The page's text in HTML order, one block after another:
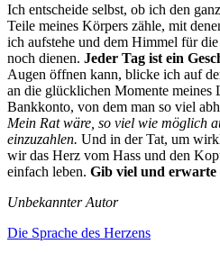
Ich entscheide selbst, ob ich den
Teile meines Körpers zähle, mit
ich aufstehe und dem Himmel für
noch dienen. Jeder Tag ist ein
Augen öffnen kann, blicke ich auf
an die glücklichen Momente meines
Bankkonto, von dem man so viel
Mein Rat wäre, so viel wie möglich
einzuzahlen. Und in der Tat, um
wir das Herz vom Hass und den
einfach leben. Gib viel und erwarte
Unbekannter Autor
Die Sprache des Herzens